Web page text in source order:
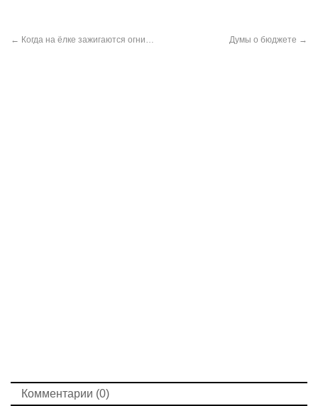
← Когда на ёлке зажигаются огни… Думы о бюджете →
Комментарии (0)